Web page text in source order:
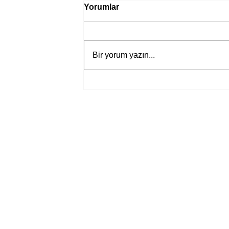
Yorumlar
Bir yorum yazın...